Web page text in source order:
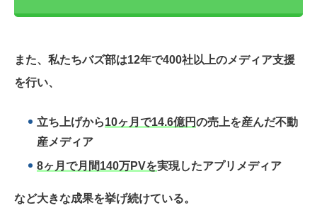
また、私たちバズ部は12年で400社以上のメディア支援
を行い、
立ち上げから10ヶ月で14.6億円の売上を産んだ不動
産メディア
8ヶ月で月間140万PVを実現したアプリメディア
など大きな成果を挙げ続けている。